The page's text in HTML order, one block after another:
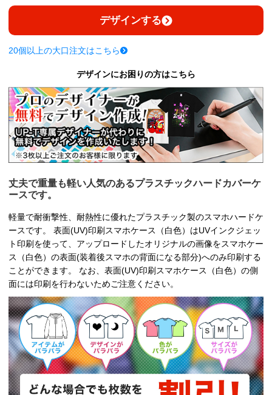
デザインする
20個以上の大口注文はこちら
デザインにお困りの方はこちら
丈夫で重量も軽い人気のあるプラスチックハードカバーケ
ースです。
軽量で耐衝撃性、耐熱性に優れたプラスチック製のスマホハードケ
ースです。 表面(UV)印刷スマホケース（白色）はUVインクジェッ
ト印刷を使って、アップロードしたオリジナルの画像をスマホケー
ス（白色）の表面(装着後スマホの背面になる部分)へのみ印刷する
ことができます。 なお、表面(UV)印刷スマホケース（白色）の側
面には印刷を行わないためご注意ください。